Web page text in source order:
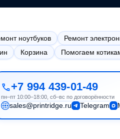
ноутбуков Ремонт
Корзина Помогаем
+7 994 439-01-49
пн–пт 10:00–18:00, сб–вс по договорённости
sales@printridge.ru Telegram